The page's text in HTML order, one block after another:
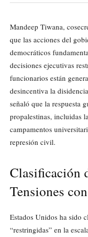
Mandeep Tiwana,
que las acciones del
democráticos
decisiones ejecutivas
funcionarios están
desincentiva la
señaló que la respuesta
propalestinas, incluidas
campamentos
represión civil.
Clasificación
Tensiones
Estados Unidos ha sido
“restringidas” en la